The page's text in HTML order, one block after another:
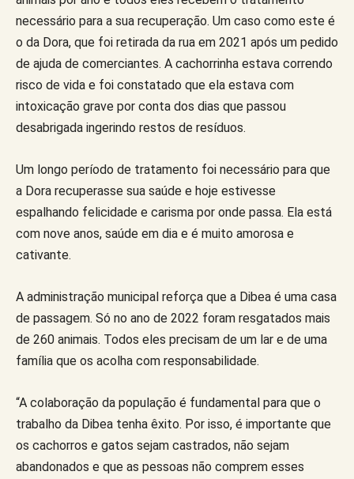
necessário para a sua recuperação. Um caso como este é
o da Dora, que foi retirada da rua em 2021 após um pedido
de ajuda de comerciantes. A cachorrinha estava correndo
risco de vida e foi constatado que ela estava com
intoxicação grave por conta dos dias que passou
desabrigada ingerindo restos de resíduos.
Um longo período de tratamento foi necessário para que
a Dora recuperasse sua saúde e hoje estivesse
espalhando felicidade e carisma por onde passa. Ela está
com nove anos, saúde em dia e é muito amorosa e
cativante.
A administração municipal reforça que a Dibea é uma casa
de passagem. Só no ano de 2022 foram resgatados mais
de 260 animais. Todos eles precisam de um lar e de uma
família que os acolha com responsabilidade.
“A colaboração da população é fundamental para que o
trabalho da Dibea tenha êxito. Por isso, é importante que
os cachorros e gatos sejam castrados, não sejam
abandonados e que as pessoas não comprem esses